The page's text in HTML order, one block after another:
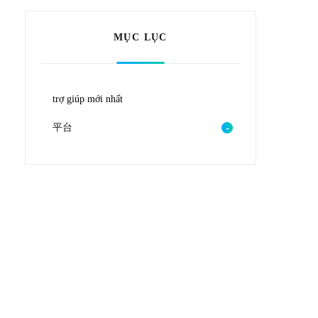
MỤC LỤC
trợ giúp mới nhất
平台